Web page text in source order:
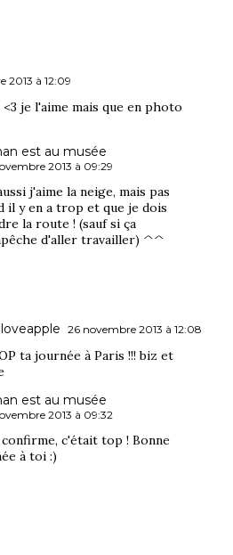
2013 à 12:09
je l'aime mais que en photo
est au musée
2013 à 09:29
j'aime la neige, mais pas
il y en a trop et que je dois
la route ! (sauf si ça
d'aller travailler) ^^
26 novembre 2013 à 12:08
ta journée à Paris !!! biz et
est au musée
2013 à 09:32
c'était top ! Bonne
à toi :)